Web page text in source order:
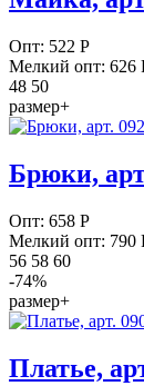
Опт: 522 Р
Мелкий опт: 626
48 50
размер+
Брюки,
Опт: 658 Р
Мелкий опт: 790
56 58 60
-74%
размер+
Платье,